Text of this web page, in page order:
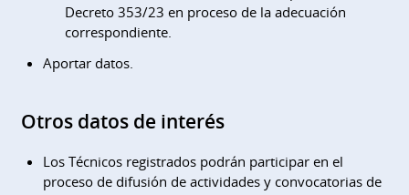
Decreto 353/23 en proceso de la adecuación
correspondiente.
Aportar datos.
Otros datos de interés
Los Técnicos registrados podrán participar en el
proceso de difusión de actividades y convocatorias de